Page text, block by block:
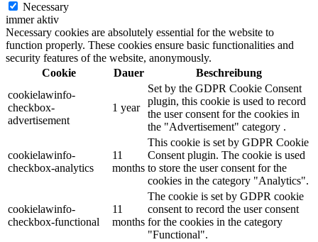
Necessary
immer aktiv
Necessary cookies are absolutely essential for the website to
function properly. These cookies ensure basic functionalities and
security features of the website, anonymously.
Cookie
Dauer
Beschreibung
cookielawinfo-
checkbox-
advertisement
1 year
Set by the GDPR Cookie Consent
plugin, this cookie is used to record
the user consent for the cookies in
the "Advertisement" category .
cookielawinfo-
checkbox-analytics
11
months
This cookie is set by GDPR Cookie
Consent plugin. The cookie is used
to store the user consent for the
cookies in the category "Analytics".
cookielawinfo-
checkbox-functional
11
months
The cookie is set by GDPR cookie
consent to record the user consent
for the cookies in the category
"Functional".